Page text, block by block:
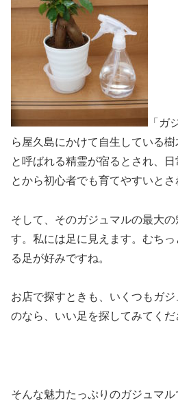
「ガ
ら屋久島にかけて自生している樹
と呼ばれる精霊が宿るとされ、
とから初心者でも育てやすいとさ
そして、そのガジュマルの最大
す。私には足に見えます。むち
る足が好みですね。
お店で探すときも、いくつもガ
のなら、いい足を探してみてくだ
そんな魅力たっぷりのガジュマ